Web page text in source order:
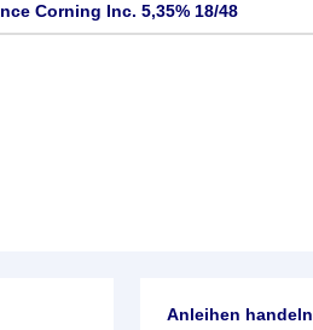
Corning Inc. 5,35% 18/48
Anleihen handeln